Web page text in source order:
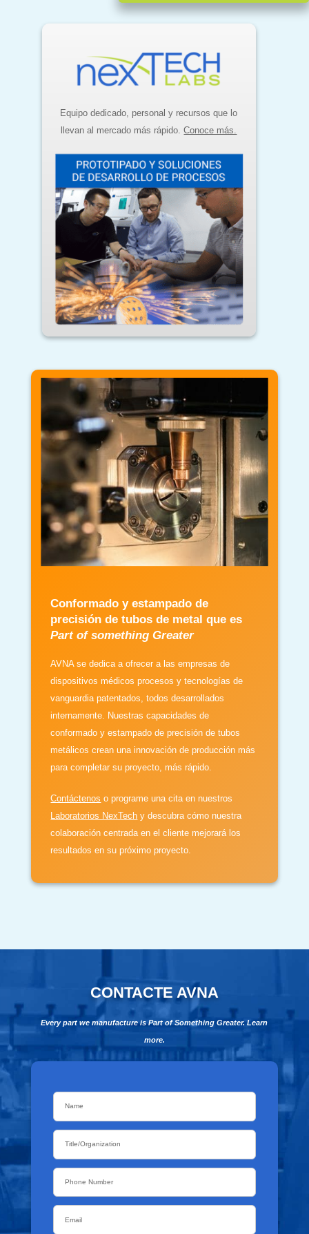
Equipo dedicado, personal y recursos que lo
llevan al mercado más rápido.Conoce más.
Conformado y estampado de
precisión de tubos de metal que es
Part of something Greater
AVNA se dedica a ofrecer a las empresas de
dispositivos médicos procesos y tecnologías de
vanguardia patentados, todos desarrollados
internamente. Nuestras capacidades de
conformado y estampado de precisión de tubos
metálicos crean una innovación de producción más
para completar su proyecto, más rápido.
Contáctenos o programe una cita en nuestros
Laboratorios NexTech y descubra cómo nuestra
colaboración centrada en el cliente mejorará los
resultados en su próximo proyecto.
CONTACTE AVNA
Every part we manufacture is Part of Something Greater. Learn
more.
Name
Title/Organization
Phone
Email